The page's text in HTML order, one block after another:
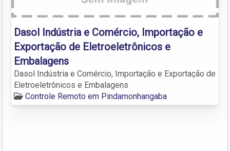
Dasol Indústria e Comércio, Importação e
Exportação de Eletroeletrônicos e
Embalagens
Dasol Indústria e Comércio, Importação e Exportação de
Eletroeletrônicos e Embalagens
Controle Remoto em Pindamonhangaba